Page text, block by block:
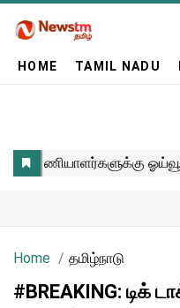
HOME TAMIL NADU
Home தமிழ்நாடு
#BREAKING: டிக்